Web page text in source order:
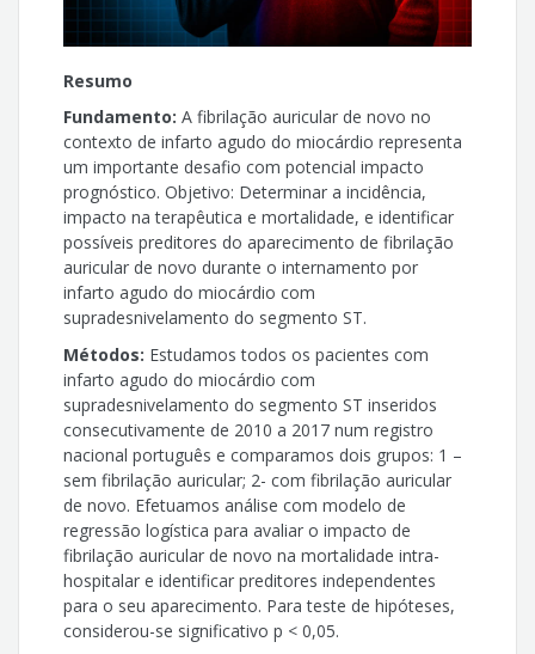
Rui Guerreiro
Diogo Brás,Mafalda Carrington
Bruno Piçarra
Ana Rita Santos
José Aguiar
Resumo
Fundamento: A fibrilação auricular de novo no
contexto de infarto agudo do miocárdio representa
um importante desafio com potencial impacto
prognóstico. Objetivo: Determinar a incidência,
impacto na terapêutica e mortalidade, e identificar
possíveis preditores do aparecimento de fibrilação
auricular de novo durante o internamento por
infarto agudo do miocárdio com
supradesnivelamento do segmento ST.
Métodos: Estudamos todos os pacientes com
infarto agudo do miocárdio com
supradesnivelamento do segmento ST inseridos
consecutivamente de 2010 a 2017 num registro
nacional português e comparamos dois grupos: 1 –
sem fibrilação auricular; 2- com fibrilação auricular
de novo. Efetuamos análise com modelo de
regressão logística para avaliar o impacto de
fibrilação auricular de novo na mortalidade intra-
hospitalar e identificar preditores independentes
para o seu aparecimento. Para teste de hipóteses,
considerou-se significativo p < 0,05.